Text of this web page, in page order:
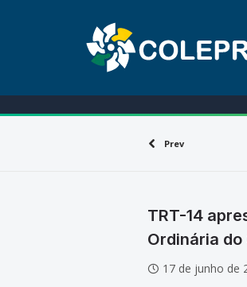
Prev
TRT-14
Ordinária
17 de junho de